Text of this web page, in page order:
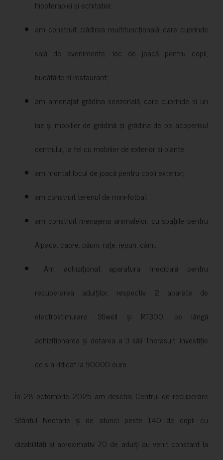
hipoterapiei și echitației;
am construit clădirea multifuncțională care cuprinde
sală de evenimente, loc de joacă pentru copii,
bucătărie și restaurant;
am amenajat grădina senzorială, care cuprinde și un
iaz și mobilier de grădină și grădina de pe acoperisul
centrului, la fel cu mobilier de exterior și plante;
am montat locul de joacă pentru copii exterior;
am construit terenul de mini-fotbal;
am construit menajeria animalelor, cu spațiile pentru
Alpaca, capre, păuni, rațe, iepuri, câini;
Am achiziționat aparatura medicală pentru
recuperarea adulților, respectiv 2 aparate de
electrostimulare: Stiwell și RT300, pe lângă
achiziționarea și dotarea a 3 săli Therasuit, investiție
ce s-a ridicat la 90000 euro.
În 28 octombrie 2025 am deschis Centrul de recuperare
Sfântul Nectarie și de atunci peste 140 de copii cu
dizabilități și aproximativ 70 de adulți au venit constant la